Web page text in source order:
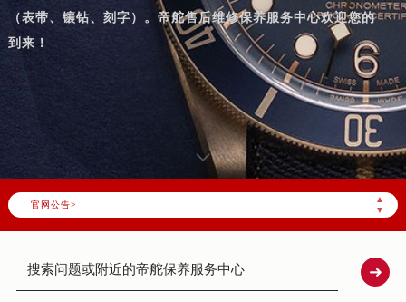
（表带、镶钻、刻字）。帝舵售后维修保养服务中心欢迎您的
到来！
官网公告>
▲
▼